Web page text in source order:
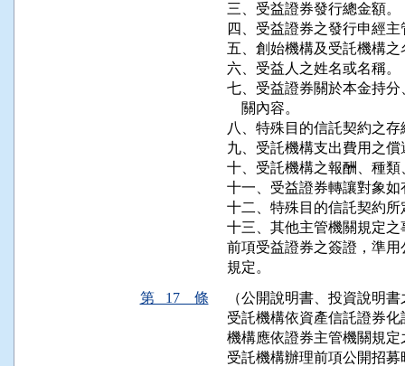
三、受益證券發行總金額。
四、受益證券之發行申經
五、創始機構及受託機構
六、受益人之姓名或名稱。
七、受益證券關於本金持
    關內容。
八、特殊目的信託契約之存
九、受託機構支出費用之
十、受託機構之報酬、種
十一、受益證券轉讓對象
十二、特殊目的信託契約
十三、其他主管機關規定之
前項受益證券之簽證，準
規定。
第 17 條
（公開說明書、投資說明
受託機構依資產信託證券
機構應依證券主管機關規
受託機構辦理前項公開招